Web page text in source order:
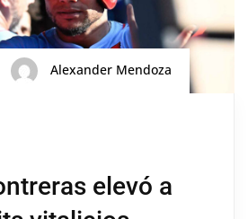
Alexander Mendoza
elevó a